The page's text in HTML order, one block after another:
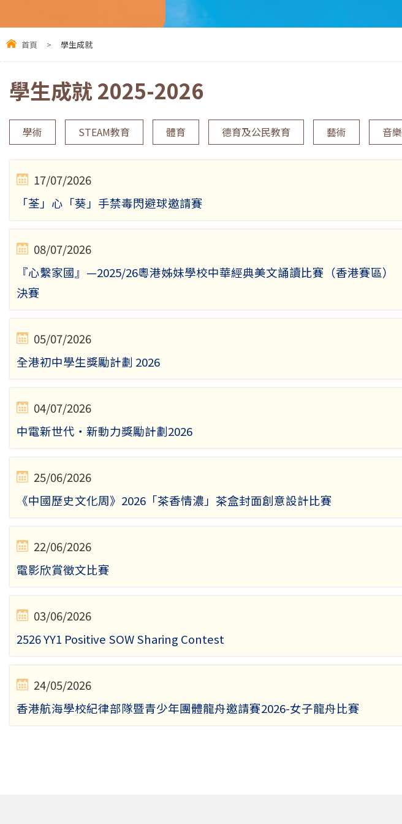
首頁 > 學生成就
學生成就 2025-2026
學術 STEAM教育 體育 德育及公民教育 藝術 音樂
17/07/2026
「荃」心「葵」手禁毒閃避球邀請賽
08/07/2026
『心繫家國』—2025/26粵港姊妹學校中華經典美文誦讀比賽（香港賽區）
決賽
05/07/2026
全港初中學生獎勵計劃 2026
04/07/2026
中電新世代・新動力獎勵計劃2026
25/06/2026
《中國歷史文化周》2026「茶香情濃」茶盒封面創意設計比賽
22/06/2026
電影欣賞徵文比賽
03/06/2026
2526 YY1 Positive SOW Sharing Contest
24/05/2026
香港航海學校紀律部隊暨青少年團體龍舟邀請賽2026-女子龍舟比賽